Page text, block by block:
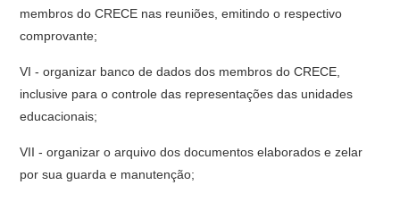
membros do CRECE nas reuniões, emitindo o respectivo
comprovante;
VI - organizar banco de dados dos membros do CRECE,
inclusive para o controle das representações das unidades
educacionais;
VII - organizar o arquivo dos documentos elaborados e zelar
por sua guarda e manutenção;